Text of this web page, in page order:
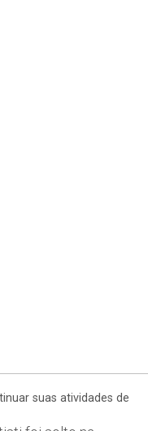
suas atividades de